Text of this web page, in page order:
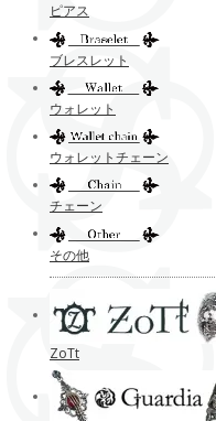
ピアス
ブレスレット
ウォレット
ウォレットチェーン
チェーン
その他
ZoTt